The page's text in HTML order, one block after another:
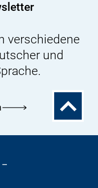
verschiedene
und
Zum